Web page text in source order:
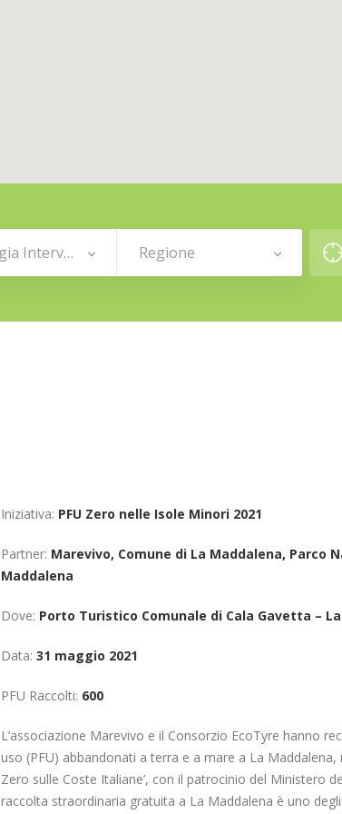
Tipologia Intervento Regione
Iniziativa: PFU Zero nelle Isole Minori 2021
Partner: Marevivo, Comune di La Maddalena, Parco
Maddalena
Dove: Porto Turistico Comunale di Cala Gavetta –
Data: 31 maggio 2021
PFU Raccolti: 600
L’associazione Marevivo e il Consorzio EcoTyre hanno
uso (PFU) abbandonati a terra e a mare a La Maddalena,
Zero sulle Coste Italiane’, con il patrocinio del Ministero
raccolta straordinaria gratuita a La Maddalena è uno